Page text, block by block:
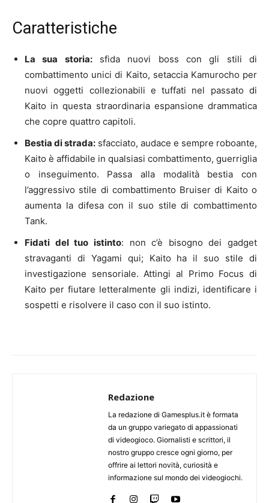
Caratteristiche
La sua storia:sfida nuovi boss con gli stili di
combattimento unici di Kaito, setaccia Kamurocho per
nuovi oggetti collezionabili e tuffati nel passato di
Kaito in questa straordinaria espansione drammatica
che copre quattro capitoli.
Bestia di strada: sfacciato, audace e sempre roboante,
Kaito è affidabile in qualsiasi combattimento, guerriglia
o inseguimento. Passa alla modalità bestia con
l’aggressivo stile di combattimento Bruiser di Kaito o
aumenta la difesa con il suo stile di combattimento
Tank.
Fidati del tuo istinto: non c’è bisogno dei gadget
stravaganti di Yagami qui; Kaito ha il suo stile di
investigazione sensoriale. Attingi al Primo Focus di
Kaito per fiutare letteralmente gli indizi, identificare i
sospetti e risolvere il caso con il suo istinto.
Redazione
La redazione di Gamesplus.it è formata
da un gruppo variegato di appassionati
di videogioco. Giornalisti e scrittori, il
nostro gruppo cresce ogni giorno, per
offrire ai lettori novità, curiosità e
informazione sul mondo dei videogiochi.